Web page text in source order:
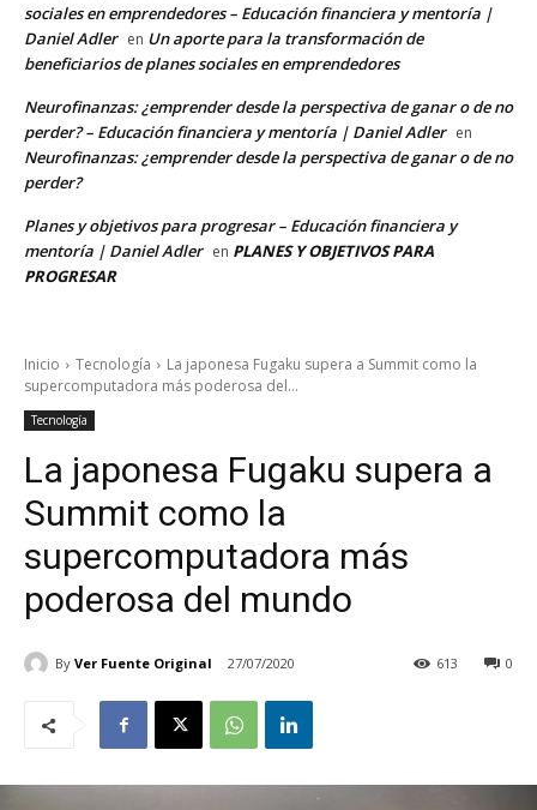
sociales en emprendedores – Educación financiera y mentoría |
Daniel Adler en Un aporte para la transformación de
beneficiarios de planes sociales en emprendedores
Neurofinanzas: ¿emprender desde la perspectiva de ganar o de no
perder? – Educación financiera y mentoría | Daniel Adler en
Neurofinanzas: ¿emprender desde la perspectiva de ganar o de no
perder?
Planes y objetivos para progresar – Educación financiera y
mentoría | Daniel Adler en PLANES Y OBJETIVOS PARA
PROGRESAR